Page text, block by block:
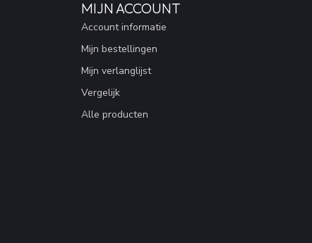
MIJN ACCOUNT
Account informatie
Mijn bestellingen
Mijn verlanglijst
Vergelijk
Alle producten